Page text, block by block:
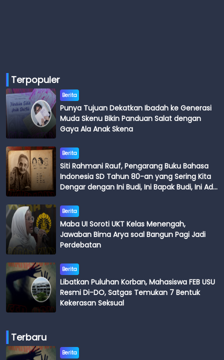
Terpopuler
Berita
Punya Tujuan Dekatkan Ibadah ke Generasi
Muda Skenu Bikin Panduan Salat dengan
Gaya Ala Anak Skena
Berita
Siti Rahmani Rauf, Pengarang Buku Bahasa
Indonesia SD Tahun 80-an yang Sering Kita
Dengar dengan Ini Budi, Ini Bapak Budi, Ini Adik
Berita
Maba UI Soroti UKT Kelas Menengah,
Jawaban Bima Arya soal Bangun Pagi Jadi
Perdebatan
Berita
Libatkan Puluhan Korban, Mahasiswa FEB USU
Resmi Di-DO, Satgas Temukan 7 Bentuk
Kekerasan Seksual
Terbaru
Berita